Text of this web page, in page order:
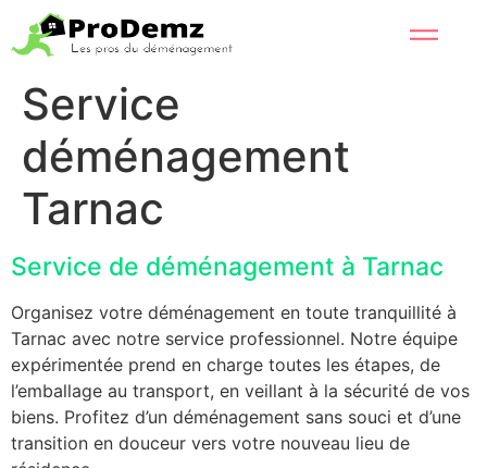
Service
déménagement
Tarnac
Service de déménagement à Tarnac
Organisez votre déménagement en toute tranquillité à
Tarnac avec notre service professionnel. Notre équipe
expérimentée prend en charge toutes les étapes, de
l’emballage au transport, en veillant à la sécurité de vos
biens. Profitez d’un déménagement sans souci et d’une
transition en douceur vers votre nouveau lieu de